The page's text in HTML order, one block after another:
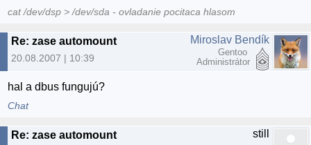
cat /dev/dsp > /dev/sda - ovladanie pocitaca hlasom
Re: zase automount
20.08.2007 | 10:39
Miroslav Bendík
Gentoo
Administrátor
hal a dbus fungujú?
Chat
Re: zase automount still